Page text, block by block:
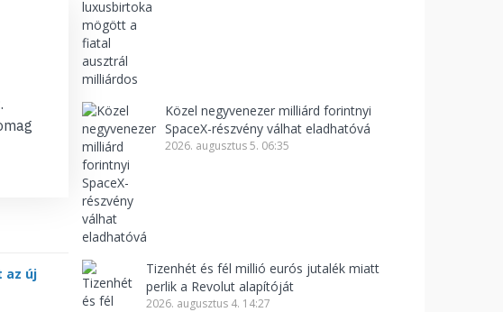
.
az új
Közel negyvenezer milliárd forintnyi
SpaceX-részvény válhat eladhatóvá
2026. augusztus 5. 06:35
Tizenhét és fél millió eurós jutalék miatt
perlik a Revolut alapítóját
2026. augusztus 4. 14:27